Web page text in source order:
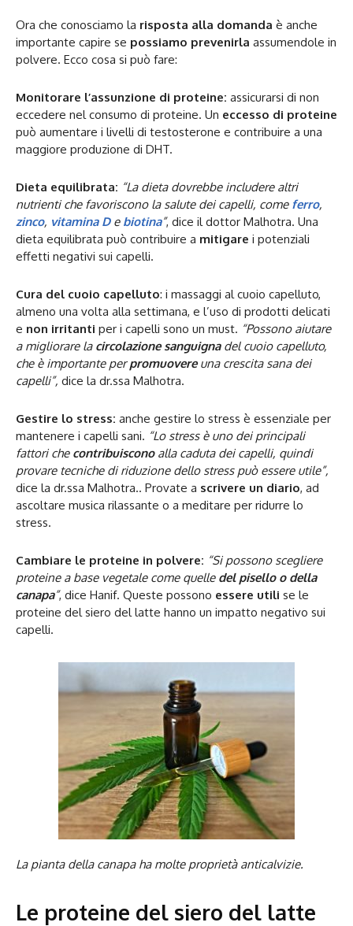
Ora che conosciamo la risposta alla domanda è anche
importante capire se possiamo prevenirla assumendole in
polvere. Ecco cosa si può fare:
Monitorare l’assunzione di proteine: assicurarsi di non
eccedere nel consumo di proteine. Un eccesso di proteine
può aumentare i livelli di testosterone e contribuire a una
maggiore produzione di DHT.
Dieta equilibrata: “La dieta dovrebbe includere altri
nutrienti che favoriscono la salute dei capelli, come ferro,
zinco, vitamina De biotina”, dice il dottor Malhotra. Una
dieta equilibrata può contribuire a mitigare i potenziali
effetti negativi sui capelli.
Cura del cuoio capelluto: i massaggi al cuoio capelluto,
almeno una volta alla settimana, e l’uso di prodotti delicati
e non irritanti per i capelli sono un must. “Possono aiutare
a migliorare la circolazione sanguignadel cuoio capelluto,
che è importante perpromuovereuna crescita sana dei
capelli”, dice la dr.ssa Malhotra.
Gestire lo stress: anche gestire lo stress è essenziale per
mantenere i capelli sani. “Lo stress è uno dei principali
fattori che contribuisconoalla caduta dei capelli, quindi
provare tecniche di riduzione dello stress può essere utile”,
dice la dr.ssa Malhotra.. Provate a scrivere un diario, ad
ascoltare musica rilassante o a meditare per ridurre lo
stress.
Cambiare le proteine in polvere: “Si possono scegliere
proteine a base vegetale come quelle del pisello o della
canapa”, dice Hanif. Queste possono essere utili se le
proteine del siero del latte hanno un impatto negativo sui
capelli.
La pianta della canapa ha molte proprietà anticalvizie.
Le proteine del siero del latte